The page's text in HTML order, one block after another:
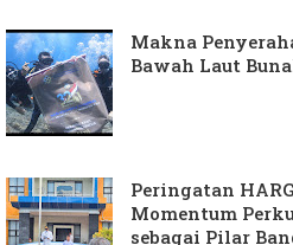
Makna
Bawah Laut
Peringatan
Momentum
sebagai Pilar